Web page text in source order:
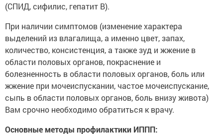
(СПИД, сифилис, гепатит В).
При наличии симптомов (изменение характера
выделений из влагалища, а именно цвет, запах,
количество, консистенция, а также зуд и жжение в
области половых органов, покраснение и
болезненность в области половых органов, боль или
жжение при мочеиспускании, частое мочеиспускание,
сыпь в области половых органов, боль внизу живота)
Вам срочно необходимо обратиться к врачу.
Основные методы профилактики ИППП: